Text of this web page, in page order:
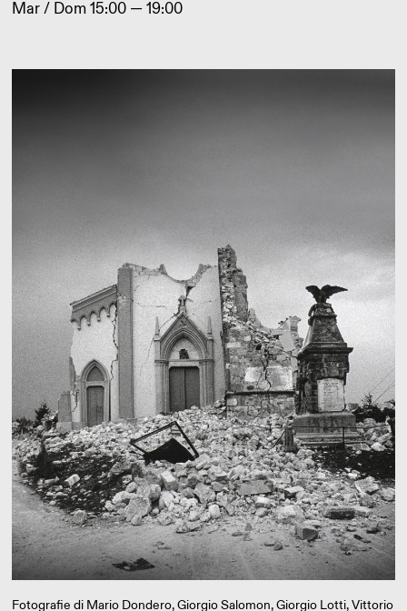
Mar / Dom 15:00 — 19:00
Fotografie di Mario Dondero, Giorgio Salomon, Giorgio Lotti, Vittorio